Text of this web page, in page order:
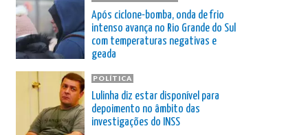
Após ciclone-bomba, onda de frio
intenso avança no Rio Grande do Sul
com temperaturas negativas e
geada
POLÍTICA
Lulinha diz estar disponível para
depoimento no âmbito das
investigações do INSS